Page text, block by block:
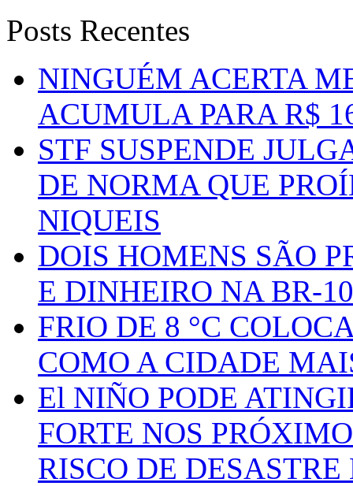
Posts Recentes
NINGUÉM ACERTA
ACUMULA PARA R$
STF SUSPENDE
DE NORMA QUE
NIQUEIS
DOIS HOMENS SÃO
E DINHEIRO NA BR-
FRIO DE 8 °C
COMO A CIDADE
El NIÑO PODE
FORTE NOS
RISCO DE